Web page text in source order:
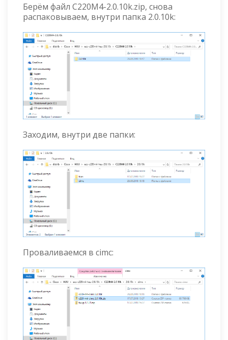
Берём файл C220M4-2.0.10k.zip, снова
распаковываем, внутри папка 2.0.10k:
Заходим, внутри две папки:
Проваливаемся в cimc: